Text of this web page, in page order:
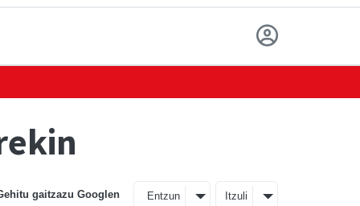
gaitzazu Googlen Entzun Itzuli